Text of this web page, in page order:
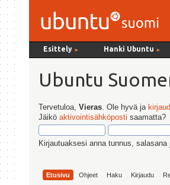
Esittely ► Hanki Ubuntu ►
Ubuntu
Tervetuloa,Vieras . Ole hyvä ja
Jäiköaktivointisähköposti saamatta?
Kirjautuaksesi anna tunnus,
Etusivu Ohjeet Haku Kirjaudu